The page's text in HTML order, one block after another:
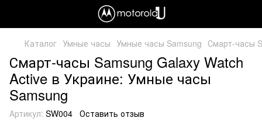
Каталог Умные часы Умные часы Samsung Смарт-часы
Смарт-часы Samsung Galaxy Watch
Active в Украине: Умные часы
Samsung
Артикул: SW004 Оставить отзыв